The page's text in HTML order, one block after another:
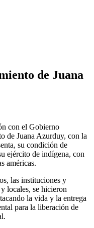
de Juana
con el Gobierno
de Juana Azurduy, con la
su condición de
ejército de indígena, con
américas.
las instituciones y
locales, se hicieron
la vida y la entrega
para la liberación de